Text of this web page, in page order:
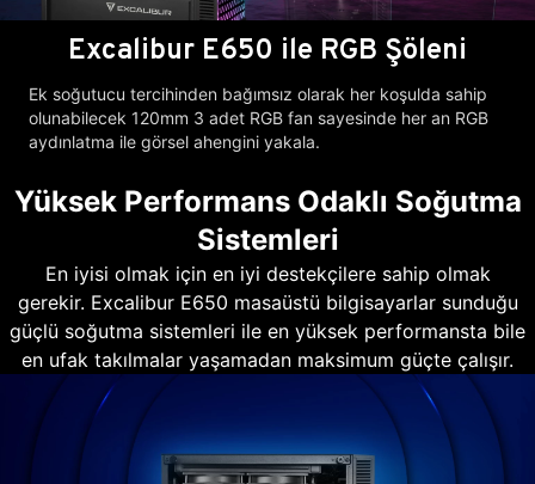
Excalibur E650 ile RGB Şöleni
Ek soğutucu tercihinden bağımsız olarak her koşulda sahip
olunabilecek 120mm 3 adet RGB fan sayesinde her an RGB
aydınlatma ile görsel ahengini yakala.
Yüksek Performans Odaklı Soğutma
Sistemleri
En iyisi olmak için en iyi destekçilere sahip olmak
gerekir. Excalibur E650 masaüstü bilgisayarlar sunduğu
güçlü soğutma sistemleri ile en yüksek performansta bile
en ufak takılmalar yaşamadan maksimum güçte çalışır.